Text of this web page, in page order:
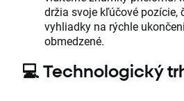
držia svoje kľúčové pozície,
vyhliadky na rýchle
obmedzené.
💻 Technologický